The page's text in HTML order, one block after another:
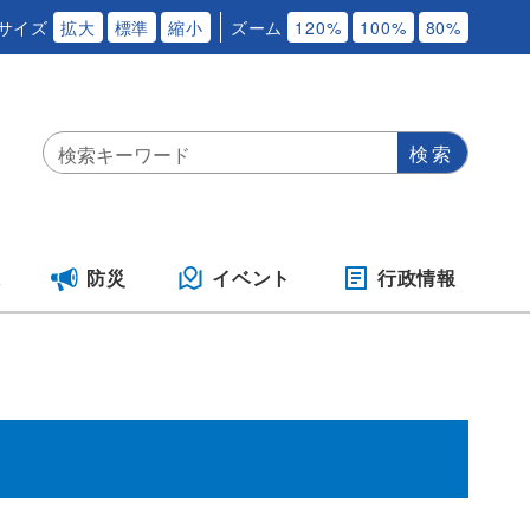
イズ 拡大 標準 縮小 ズーム 120% 100% 80%
防災 イベント 行政情報